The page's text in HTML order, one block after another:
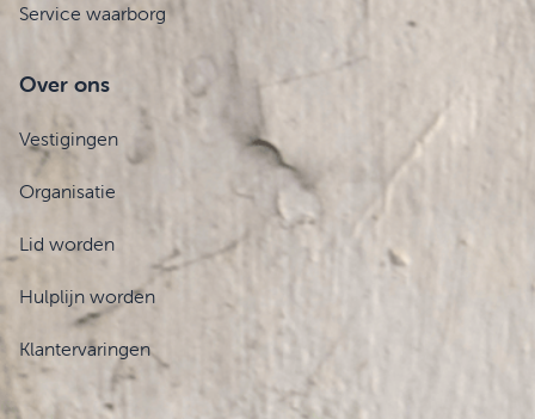
Service waarborg
Over ons
Vestigingen
Organisatie
Lid worden
Hulplijn worden
Klantervaringen